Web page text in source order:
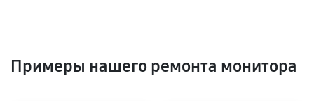
Примеры нашего ремонта монитора